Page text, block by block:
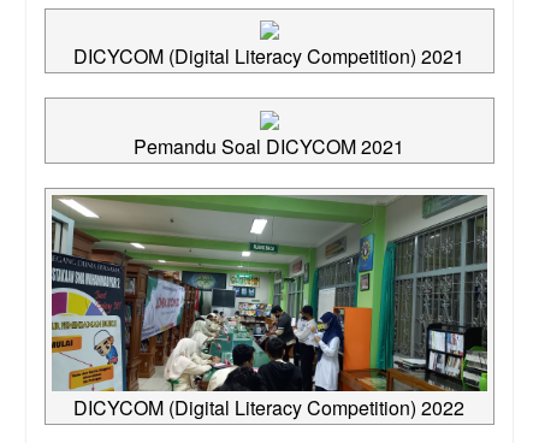
DICYCOM (Digital Literacy Competition) 2021
Pemandu Soal DICYCOM 2021
DICYCOM (Digital Literacy Competition) 2022